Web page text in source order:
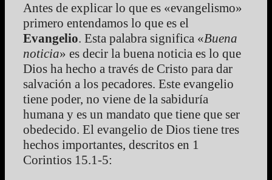
Antes de explicar lo que es «evangelismo»
primero entendamos lo que es el
Evangelio. Esta palabra significa «Buena
noticia» es decir la buena noticia es lo que
Dios ha hecho a través de Cristo para dar
salvación a los pecadores. Este evangelio
tiene poder, no viene de la sabiduría
humana y es un mandato que tiene que ser
obedecido. El evangelio de Dios tiene tres
hechos importantes, descritos en 1
Corintios 15.1-5: